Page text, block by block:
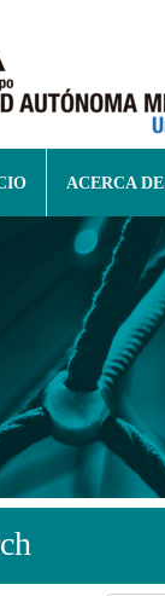
ACERCA DE